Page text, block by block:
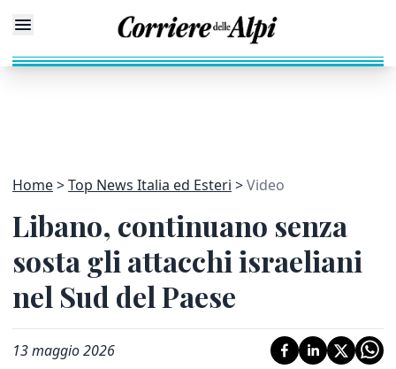
Home Top News Italia ed Esteri Video
Libano, continuano senza
sosta gli attacchi israeliani
nel Sud del Paese
13 maggio 2026